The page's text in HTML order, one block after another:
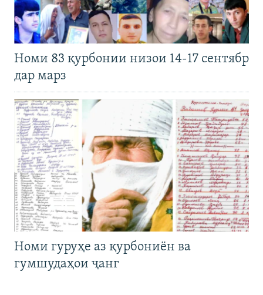
Номи 83 қурбонии низои 14-17 сентябр
дар марз
Номи гуруҳе аз қурбониён ва
гумшудаҳои ҷанг